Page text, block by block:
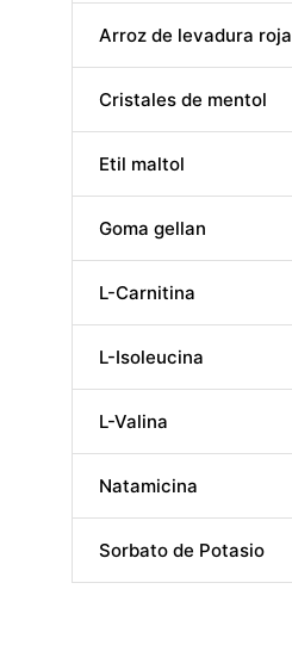
Arroz de levadura roja
Cristales de mentol
Etil maltol
Goma gellan
L-Carnitina
L-Isoleucina
L-Valina
Natamicina
Sorbato de Potasio